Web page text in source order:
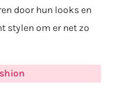
door hun looks en
stylen om er net zo